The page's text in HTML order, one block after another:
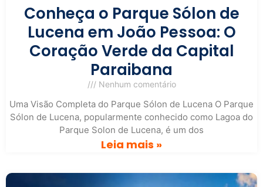
Conheça o Parque Sólon de
Lucena em João Pessoa: O
Coração Verde da Capital
Paraibana
Nenhum comentário
Uma Visão Completa do Parque Sólon de Lucena O Parque
Sólon de Lucena, popularmente conhecido como Lagoa do
Parque Solon de Lucena, é um dos
Leia mais »